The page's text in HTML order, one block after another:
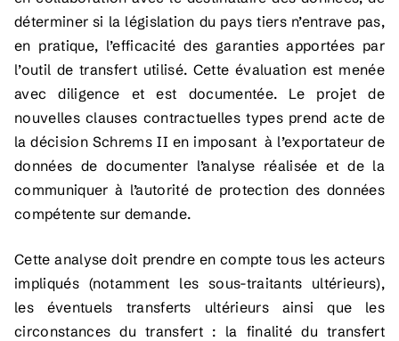
déterminer si la législation du pays tiers n’entrave pas,
en pratique, l’efficacité des garanties apportées par
l’outil de transfert utilisé. Cette évaluation est menée
avec diligence et est documentée. Le projet de
nouvelles clauses contractuelles types prend acte de
la décision Schrems II en imposant à l’exportateur de
données de documenter l’analyse réalisée et de la
communiquer à l’autorité de protection des données
compétente sur demande.
Cette analyse doit prendre en compte tous les acteurs
impliqués (notamment les sous-traitants ultérieurs),
les éventuels transferts ultérieurs ainsi que les
circonstances du transfert : la finalité du transfert